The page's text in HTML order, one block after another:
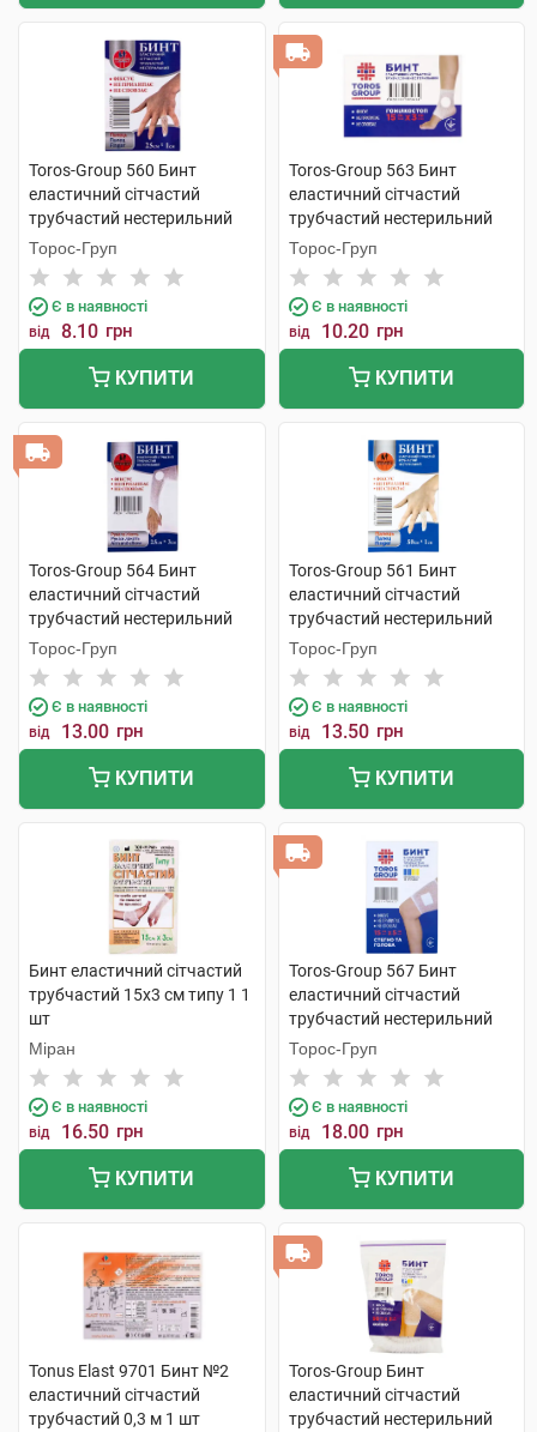
Toros-Group 560 Бинт
еластичний сітчастий
трубчастий нестерильний
25х1 см палець 1 шт
Торос-Груп
Є в наявності
від 8.10 грн
КУПИТИ
Toros-Group 563 Бинт
еластичний сітчастий
трубчастий нестерильний
15х3 см гомілкоступневий 1
шт
Торос-Груп
Є в наявності
від 10.20 грн
КУПИТИ
Toros-Group 564 Бинт
еластичний сітчастий
трубчастий нестерильний
25х3 см рука та лікоть 1 шт
Торос-Груп
Є в наявності
від 13.00 грн
КУПИТИ
Toros-Group 561 Бинт
еластичний сітчастий
трубчастий нестерильний
50х1 см палець 1 шт
Торос-Груп
Є в наявності
від 13.50 грн
КУПИТИ
Бинт еластичний сітчастий
трубчастий 15х3 см типу 1 1
шт
Міран
Є в наявності
від 16.50 грн
КУПИТИ
Toros-Group 567 Бинт
еластичний сітчастий
трубчастий нестерильний
15х5 см стегно та голова 1
шт
Торос-Груп
Є в наявності
від 18.00 грн
КУПИТИ
Tonus Elast 9701 Бинт №2
еластичний сітчастий
трубчастий 0,3 м 1 шт
Toros-Group Бинт
еластичний сітчастий
трубчастий нестерильний